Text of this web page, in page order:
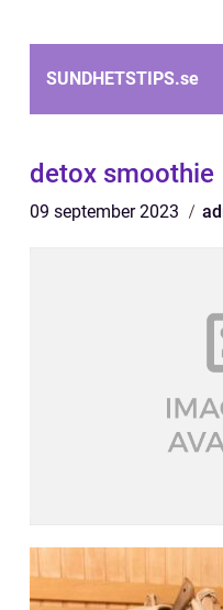
SUNDHETSTIPS.se
detox smoothie
09 september 2023